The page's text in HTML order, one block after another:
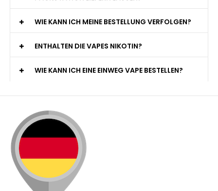
WIE KANN ICH MEINE BESTELLUNG VERFOLGEN?
ENTHALTEN DIE VAPES NIKOTIN?
WIE KANN ICH EINE EINWEG VAPE BESTELLEN?